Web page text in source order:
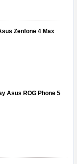
Zenfone 4 Max
Asus ROG Phone 5